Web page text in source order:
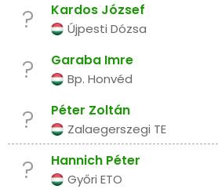
? Kardos József
Újpesti Dózsa
? Garaba Imre
Bp. Honvéd
? Péter Zoltán
Zalaegerszegi TE
? Hannich Péter
Győri ETO